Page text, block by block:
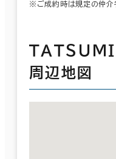
※ご成約時は規定の仲介
ＴＡＴＳＵ
周辺地図